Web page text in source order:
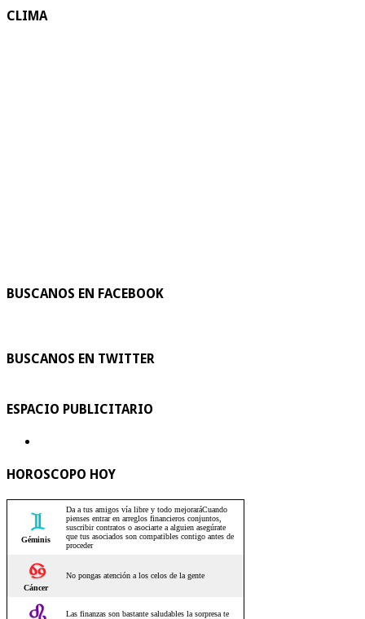
CLIMA
BUSCANOS EN FACEBOOK
BUSCANOS EN TWITTER
ESPACIO PUBLICITARIO
HOROSCOPO HOY